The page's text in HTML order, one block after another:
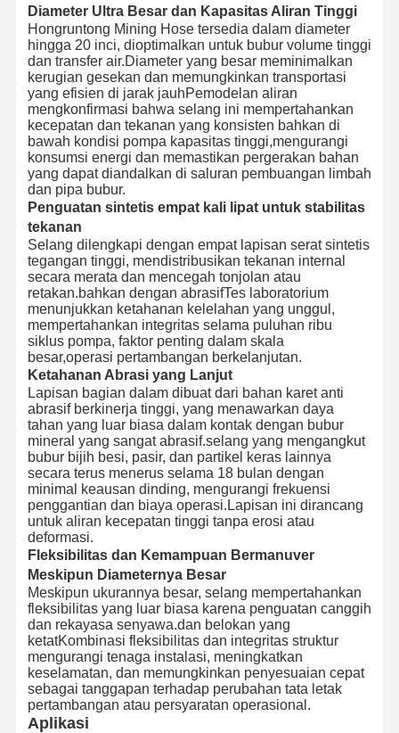
Diameter Ultra Besar dan Kapasitas Aliran Tinggi
Hongruntong Mining Hose tersedia dalam diameter
hingga 20 inci, dioptimalkan untuk bubur volume tinggi
dan transfer air.Diameter yang besar meminimalkan
kerugian gesekan dan memungkinkan transportasi
yang efisien di jarak jauhPemodelan aliran
mengkonfirmasi bahwa selang ini mempertahankan
kecepatan dan tekanan yang konsisten bahkan di
bawah kondisi pompa kapasitas tinggi,mengurangi
konsumsi energi dan memastikan pergerakan bahan
yang dapat diandalkan di saluran pembuangan limbah
dan pipa bubur.
Penguatan sintetis empat kali lipat untuk stabilitas
tekanan
Selang dilengkapi dengan empat lapisan serat sintetis
tegangan tinggi, mendistribusikan tekanan internal
secara merata dan mencegah tonjolan atau
retakan.bahkan dengan abrasifTes laboratorium
menunjukkan ketahanan kelelahan yang unggul,
mempertahankan integritas selama puluhan ribu
siklus pompa, faktor penting dalam skala
besar,operasi pertambangan berkelanjutan.
Ketahanan Abrasi yang Lanjut
Lapisan bagian dalam dibuat dari bahan karet anti
abrasif berkinerja tinggi, yang menawarkan daya
tahan yang luar biasa dalam kontak dengan bubur
mineral yang sangat abrasif.selang yang mengangkut
bubur bijih besi, pasir, dan partikel keras lainnya
secara terus menerus selama 18 bulan dengan
minimal keausan dinding, mengurangi frekuensi
penggantian dan biaya operasi.Lapisan ini dirancang
untuk aliran kecepatan tinggi tanpa erosi atau
deformasi.
Fleksibilitas dan Kemampuan Bermanuver
Meskipun Diameternya Besar
Meskipun ukurannya besar, selang mempertahankan
fleksibilitas yang luar biasa karena penguatan canggih
dan rekayasa senyawa.dan belokan yang
ketatKombinasi fleksibilitas dan integritas struktur
mengurangi tenaga instalasi, meningkatkan
keselamatan, dan memungkinkan penyesuaian cepat
sebagai tanggapan terhadap perubahan tata letak
pertambangan atau persyaratan operasional.
Aplikasi